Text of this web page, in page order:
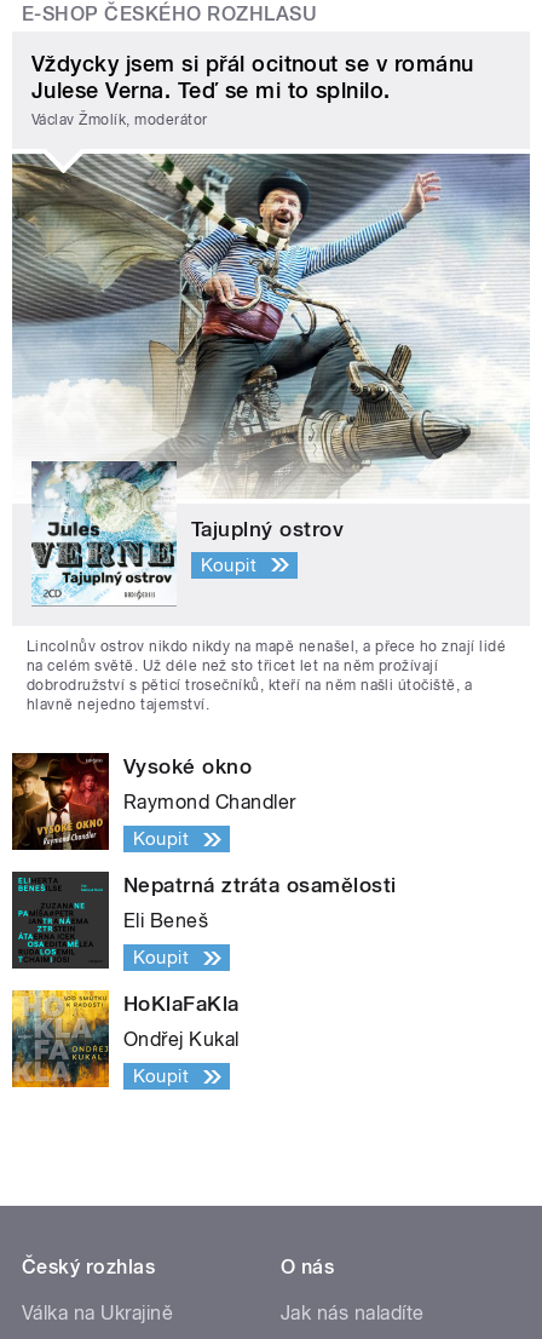
E-SHOP ČESKÉHO ROZHLASU
Vždycky jsem si přál ocitnout se v románu
Julese Verna. Teď se mi to splnilo.
Václav Žmolík, moderátor
Tajuplný ostrov
Koupit
Lincolnův ostrov nikdo nikdy na mapě nenašel, a přece ho znají lidé
na celém světě. Už déle než sto třicet let na něm prožívají
dobrodružství s pěticí trosečníků, kteří na něm našli útočiště, a
hlavně nejedno tajemství.
Vysoké okno
Raymond Chandler
Koupit
Nepatrná ztráta osamělosti
Eli Beneš
Koupit
HoKlaFaKla
Ondřej Kukal
Koupit
Český rozhlas
Válka na Ukrajině
O nás
Jak nás naladíte